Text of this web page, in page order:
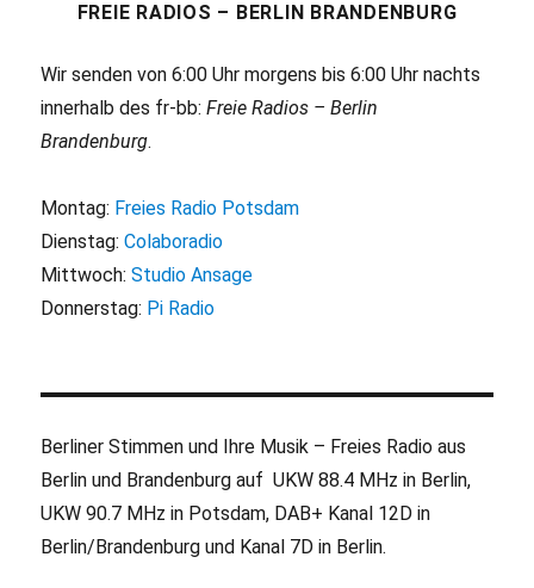
FREIE RADIOS – BERLIN BRANDENBURG
Wir senden von 6:00 Uhr morgens bis 6:00 Uhr nachts
innerhalb des fr-bb:Freie Radios – Berlin
Brandenburg.
Montag: Freies Radio Potsdam
Dienstag:Colaboradio
Mittwoch:Studio Ansage
Donnerstag: Pi Radio
Berliner Stimmen und Ihre Musik – Freies Radio aus
Berlin und Brandenburg auf UKW 88.4 MHz in Berlin,
UKW 90.7 MHz in Potsdam, DAB+ Kanal 12D in
Berlin/Brandenburg und Kanal 7D in Berlin.